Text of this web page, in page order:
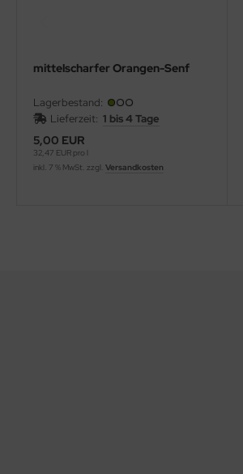
mittelscharfer Orangen-Senf
Lagerbestand:
Lieferzeit: 1 bis 4 Tage
5,00 EUR
32,47 EUR pro l
inkl. 7 % MwSt. zzgl. Versandkosten